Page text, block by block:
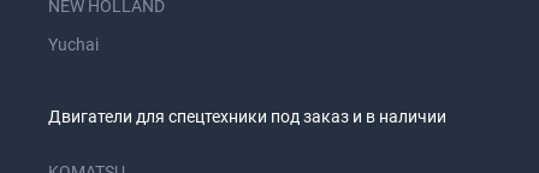
NEW HOLLAND
Yuchai
Двигатели для спецтехники под заказ и в наличии